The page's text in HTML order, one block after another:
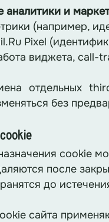
аналитики и
(например,
Pixel
виджета, call-
отдельных
без
cookie
после
до
сайта